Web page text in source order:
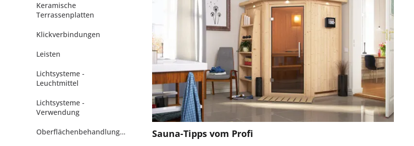
Keramische
Terrassenplatten
Klickverbindungen
Leisten
Lichtsysteme -
Leuchtmittel
Lichtsysteme -
Verwendung
Oberflächenbehandlungen Sauna-Tipps vom Profi